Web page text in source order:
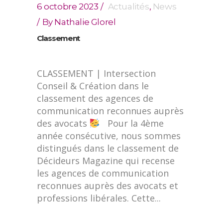
6 octobre 2023 Actualités, News
By Nathalie Glorel
Classement
CLASSEMENT | Intersection
Conseil & Création dans le
classement des agences de
communication reconnues auprès
des avocats
Pour la 4ème
année consécutive, nous sommes
distingués dans le classement de
Décideurs Magazine qui recense
les agences de communication
reconnues auprès des avocats et
professions libérales. Cette...